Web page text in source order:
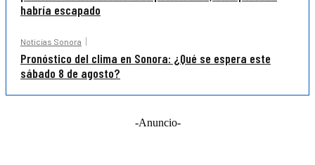
habría escapado
Noticias Sonora
Pronóstico del clima en Sonora: ¿Qué se espera este
sábado 8 de agosto?
-Anuncio-